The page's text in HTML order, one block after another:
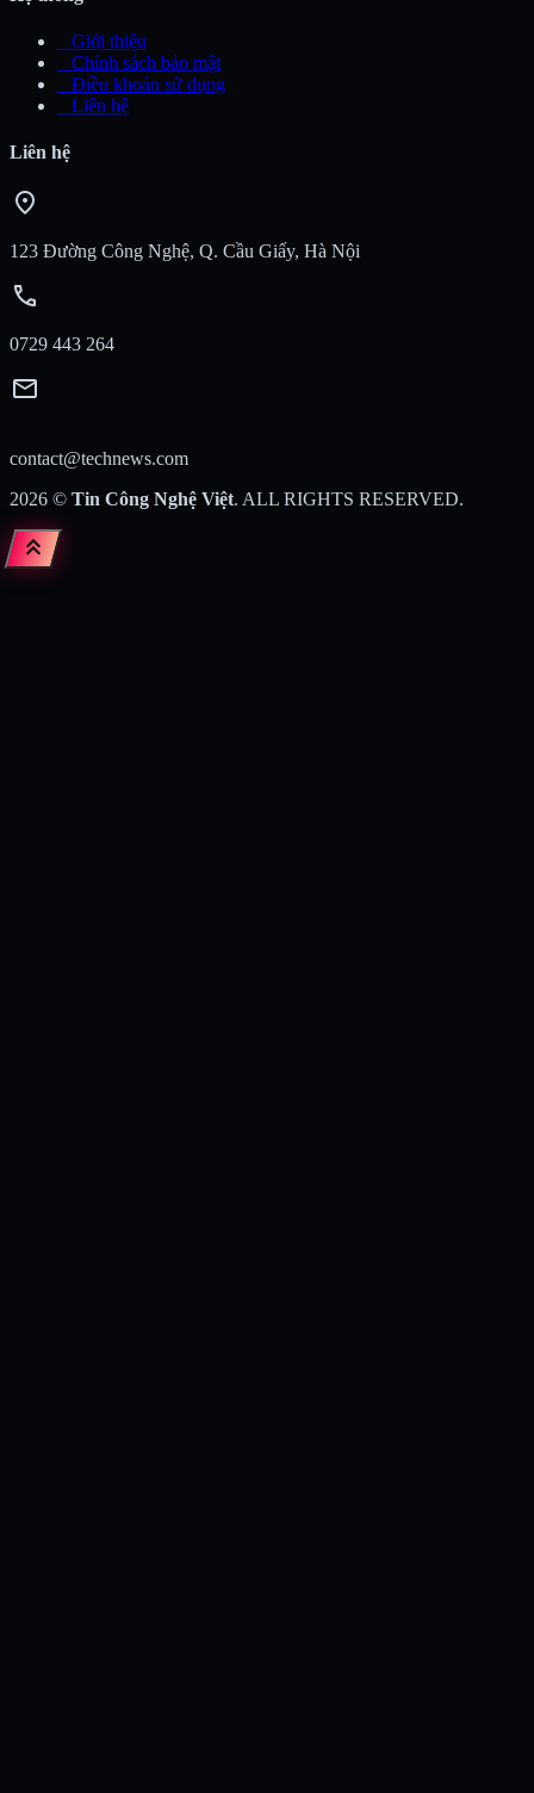
Giới thiệu
Chính sách bảo mật
Điều khoản sử dụng
Liên hệ
Liên hệ
location_on
123 Đường Công Nghệ, Q. Cầu Giấy, Hà Nội
call
0729 443 264
mail
contact@technews.com
2026 © Tin Công Nghệ Việt. ALL RIGHTS RESERVED.
keyboard_double_arrow_up